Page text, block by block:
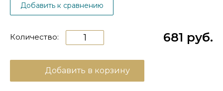
Добавить к сравнению
681 руб.
Количество:
Добавить в корзину